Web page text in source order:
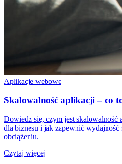
Aplikacje webowe
Skalowalność aplikacji – co
Dowiedz się, czym jest skalowalność
dla biznesu i jak zapewnić wydajność
obciążeniu.
Czytaj więcej